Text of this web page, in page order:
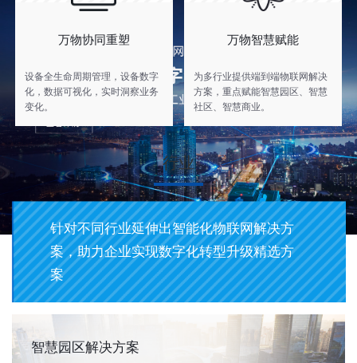
万物协同重塑
设备全生命周期管理，设备数字
化，数据可视化，实时洞察业务
变化。
万物智慧赋能
为多行业提供端到端物联网解决
方案，重点赋能智慧园区、智慧
社区、智慧商业。
行业
针对不同行业延伸出智能化物联网解决方
案，助力企业实现数字化转型升级精选方
案
智慧园区解决方案